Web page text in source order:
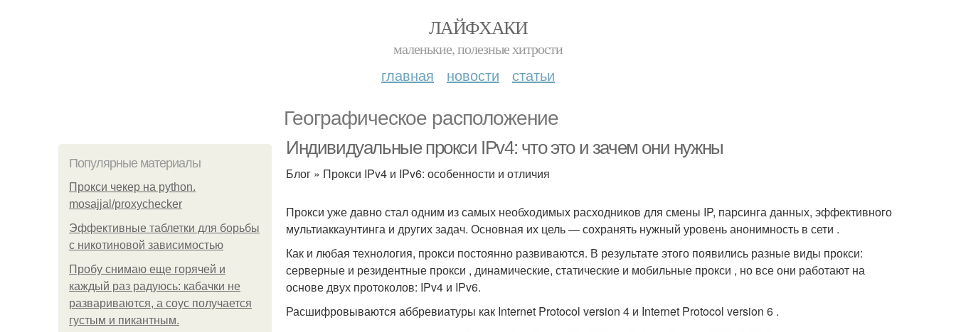
ЛАЙФХАКИ
маленькие, полезные хитрости
главная новости статьи
Географическое расположение
Популярные материалы
Прокси чекер на python.
mosajjal/proxychecker
Эффективные таблетки для борьбы
с никотиновой зависимостью
Пробу снимаю еще горячей и
каждый раз радуюсь: кабачки не
развариваются, а соус получается
густым и пикантным.
Индивидуальные прокси IPv4: что это и зачем они нужны
Блог » Прокси IPv4 и IPv6: особенности и отличия
Прокси уже давно стал одним из самых необходимых расходников для смены IP, парсинга данных, эффективного
мультиаккаунтинга и других задач. Основная их цель — сохранять нужный уровень анонимность в сети .
Как и любая технология, прокси постоянно развиваются. В результате этого появились разные виды прокси:
серверные и резидентные прокси , динамические, статические и мобильные прокси , но все они работают на
основе двух протоколов: IPv4 и IPv6.
Расшифровываются аббревиатуры как Internet Protocol version 4 и Internet Protocol version 6 .